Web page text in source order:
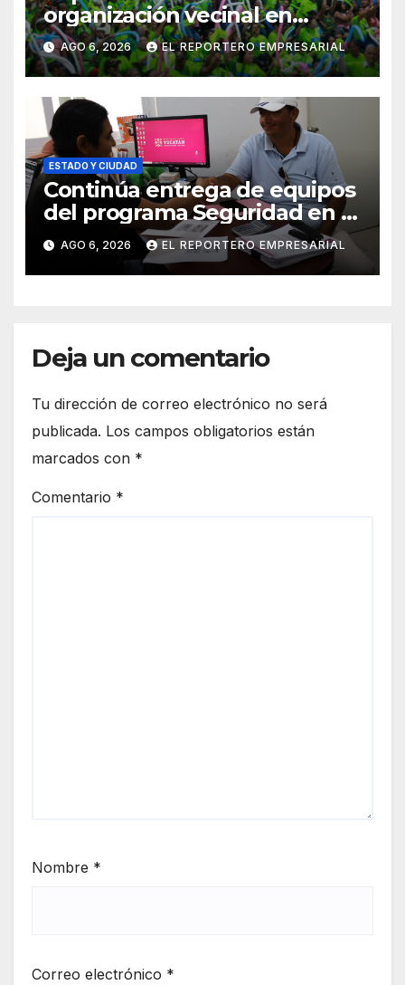
organización vecinal en
Mérida y suma a comités de
vigilancia en la prevención
social del delito
AGO 6, 2026 EL REPORTERO EMPRESARIAL
ESTADO Y CIUDAD
Continúa entrega de equipos
del programa Seguridad en el
Mar
AGO 6, 2026 EL REPORTERO EMPRESARIAL
Deja un comentario
Tu dirección de correo electrónico no será
publicada. Los campos obligatorios están
marcados con *
Comentario *
Nombre *
Correo electrónico *